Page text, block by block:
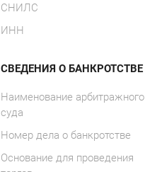
СНИЛС
ИНН
СВЕДЕНИЯ О БАНКРОТСТВЕ
Наименование арбитражного
суда
Номер дела о банкротстве
Основание для проведения